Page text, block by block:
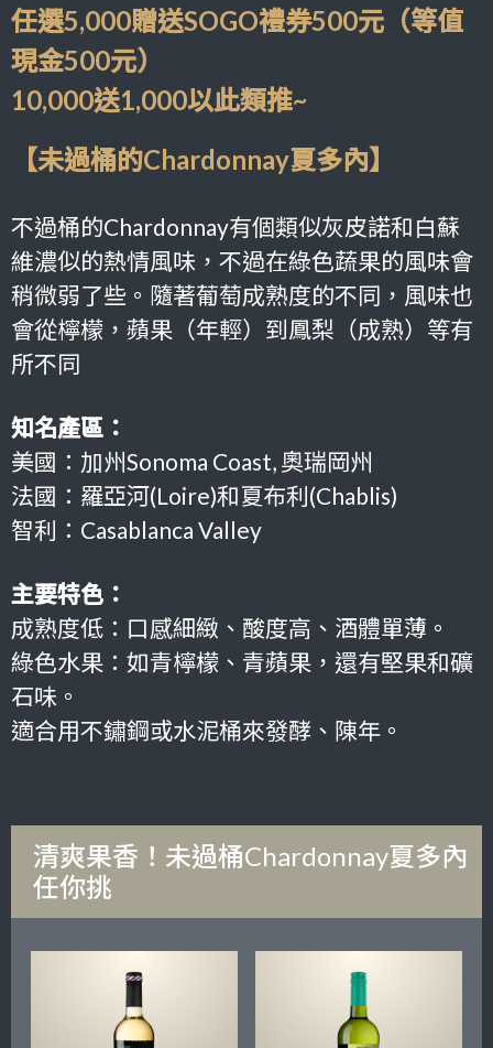
任選5,000贈送SOGO禮券500元（等值
現金500元）
10,000送1,000以此類推~
【未過桶的Chardonnay夏多內】
不過桶的Chardonnay有個類似灰皮諾和白蘇
維濃似的熱情風味，不過在綠色蔬果的風味會
稍微弱了些。隨著葡萄成熟度的不同，風味也
會從檸檬，蘋果（年輕）到鳳梨（成熟）等有
所不同
知名產區：
美國：加州Sonoma Coast, 奧瑞岡州
法國：羅亞河(Loire)和夏布利(Chablis)
智利：Casablanca Valley
主要特色：
成熟度低：口感細緻、酸度高、酒體單薄。
綠色水果：如青檸檬、青蘋果，還有堅果和礦
石味。
適合用不鏽鋼或水泥桶來發酵、陳年。
清爽果香！未過桶Chardonnay夏多內
任你挑